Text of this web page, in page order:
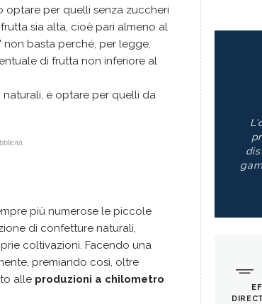
per quelli senza zuccheri
sia alta, cioè pari almeno al
basta perché, per legge,
di frutta non inferiore al
è optare per quelli da
più numerose le piccole
di confetture naturali,
coltivazioni. Facendo una
premiando così, oltre
alle produzioni a chilometro